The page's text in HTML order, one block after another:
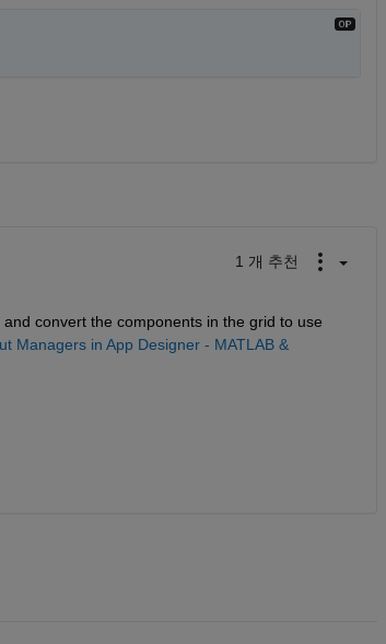
1 개 추천
convert the components in the grid to use
Managers in App Designer - MATLAB &